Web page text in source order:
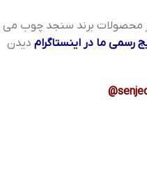
محصولات برند سنجد چوب می
رسمی ما در اینستاگرام دیدن